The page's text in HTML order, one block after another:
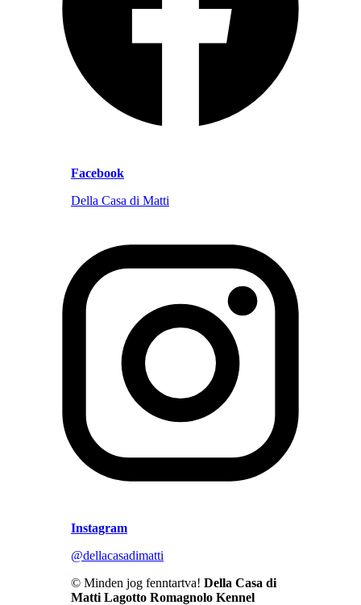
Facebook
Della Casa di Matti
Instagram
@dellacasadimatti
© Minden jog fenntartva! Della Casa di
Matti Lagotto Romagnolo Kennel